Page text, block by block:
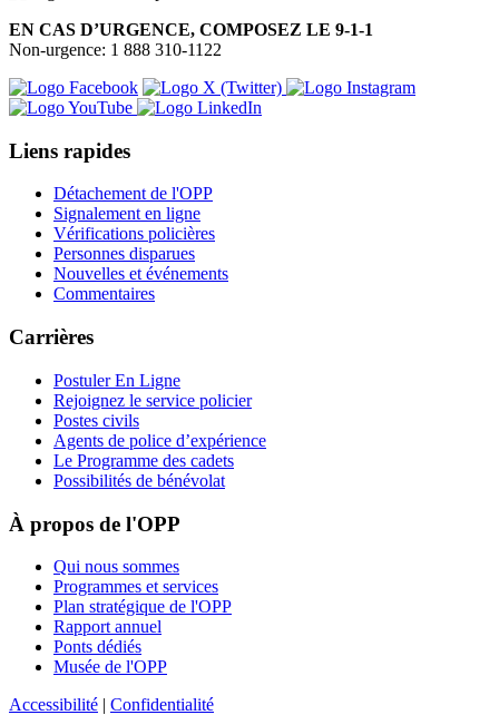
EN CAS D’URGENCE, COMPOSEZ LE 9-1-1
Non-urgence: 1 888 310-1122
Liens rapides
Détachement de l'OPP
Signalement en ligne
Vérifications policières
Personnes disparues
Nouvelles et événements
Commentaires
Carrières
Postuler En Ligne
Rejoignez le service policier
Postes civils
Agents de police d’expérience
Le Programme des cadets
Possibilités de bénévolat
À propos de l'OPP
Qui nous sommes
Programmes et services
Plan stratégique de l'OPP
Rapport annuel
Ponts dédiés
Musée de l'OPP
Accessibilité | Confidentialité